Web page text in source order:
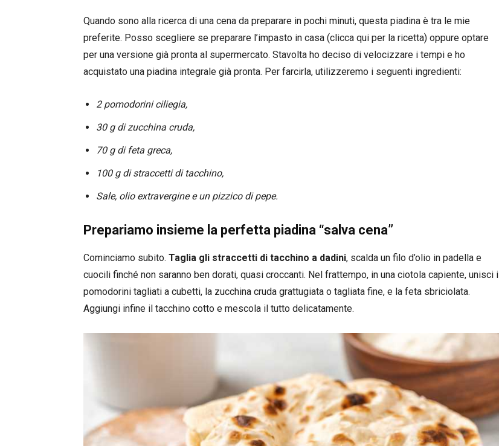
Quando sono alla ricerca di una cena da preparare in pochi minuti, questa piadina è tra le mie
preferite. Posso scegliere se preparare l’impasto in casa (clicca qui per la ricetta) oppure optare
per una versione già pronta al supermercato. Stavolta ho deciso di velocizzare i tempi e ho
acquistato una piadina integrale già pronta. Per farcirla, utilizzeremo i seguenti ingredienti:
2 pomodorini ciliegia,
30 g di zucchina cruda,
70 g di feta greca,
100 g di straccetti di tacchino,
Sale, olio extravergine e un pizzico di pepe.
Prepariamo insieme la perfetta piadina “salva cena”
Cominciamo subito. Taglia gli straccetti di tacchino a dadini, scalda un filo d’olio in padella e
cuocili finché non saranno ben dorati, quasi croccanti. Nel frattempo, in una ciotola capiente, unisci i
pomodorini tagliati a cubetti, la zucchina cruda grattugiata o tagliata fine, e la feta sbriciolata.
Aggiungi infine il tacchino cotto e mescola il tutto delicatamente.